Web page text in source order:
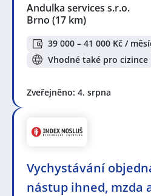
Andulka services s.r.o.
Brno (17 km)
39 000 – 41 000 Kč /
Vhodné také pro cizince
Zveřejněno: 4. srpna
Vychystávání
nástup ihned, mzda